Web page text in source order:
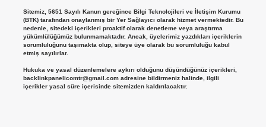
Sitemiz, 5651 Sayılı Kanun gereğince Bilgi Teknolojileri ve İletişim Kurumu
(BTK) tarafından onaylanmış bir Yer Sağlayıcı olarak hizmet vermektedir. Bu
nedenle, sitedeki içerikleri proaktif olarak denetleme veya araştırma
yükümlülüğümüz bulunmamaktadır. Ancak, üyelerimiz yazdıkları içeriklerin
sorumluluğunu taşımakta olup, siteye üye olarak bu sorumluluğu kabul
etmiş sayılırlar.
Hukuka ve yasal düzenlemelere aykırı olduğunu düşündüğünüz içerikleri,
backlinkpanelicomtr@gmail.comadresine bildirmeniz halinde, ilgili
içerikler yasal süre içerisinde sitemizden kaldırılacaktır.